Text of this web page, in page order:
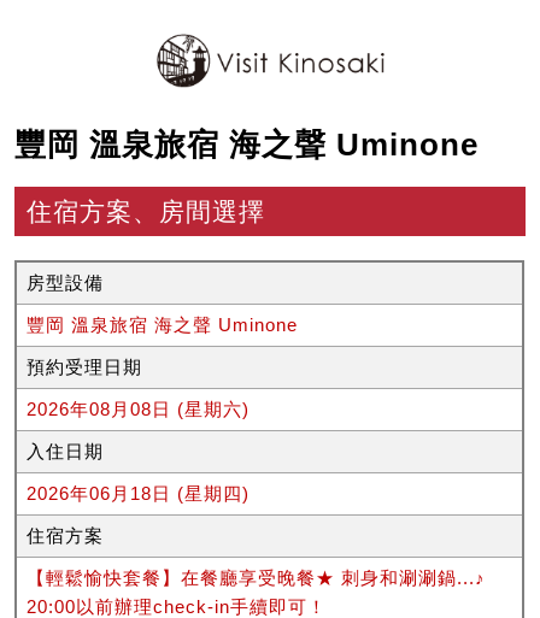
豐岡 溫泉旅宿 海之聲 Uminone
住宿方案、房間選擇
房型設備
豐岡 溫泉旅宿 海之聲 Uminone
預約受理日期
2026年08月08日 (星期六)
入住日期
2026年06月18日 (星期四)
住宿方案
【輕鬆愉快套餐】在餐廳享受晚餐★ 刺身和涮涮鍋...♪
20:00以前辦理check-in手續即可！